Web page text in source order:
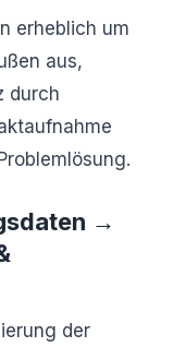
erheblich um
aus,
durch
→
der